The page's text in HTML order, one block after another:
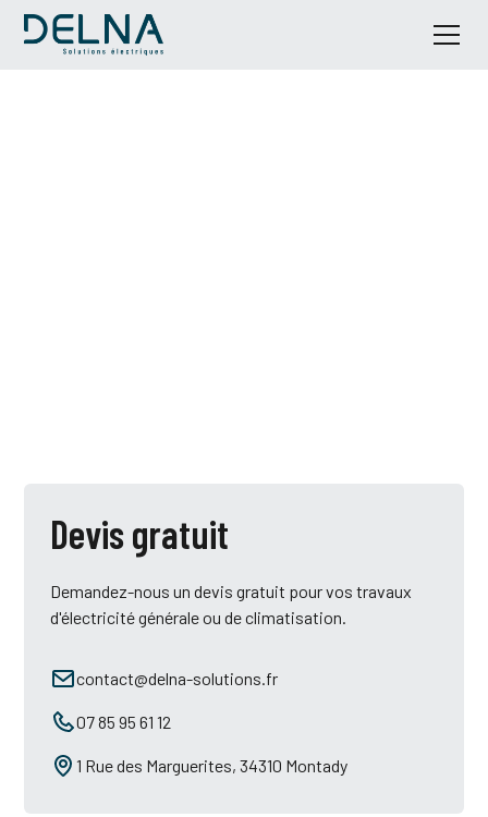
Devis gratuit
Demandez-nous un devis gratuit pour vos travaux
d'électricité générale ou de climatisation.
contact@delna-solutions.fr
07 85 95 61 12
1 Rue des Marguerites, 34310 Montady